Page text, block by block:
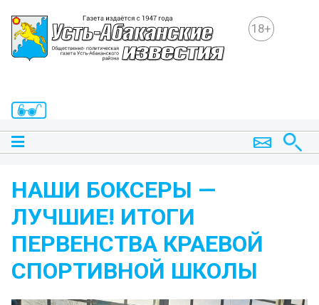
18+
НАШИ БОКСЕРЫ —
ЛУЧШИЕ! ИТОГИ
ПЕРВЕНСТВА КРАЕВОЙ
СПОРТИВНОЙ ШКОЛЫ